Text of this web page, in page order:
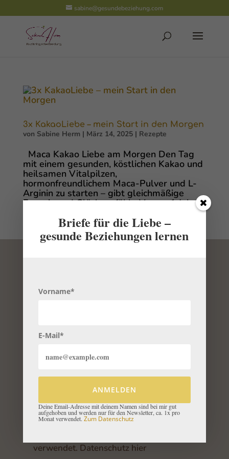
sabine@gesundebeziehung.com
3x KakaoLiebe – mein Start in den Morgen
von Sabine Herm | März 14, 2025| Rezepte
Maca Kakao Liebe am Morgen Den Tag
mit einem gesunden, köstlichen Kakao und
heilsamen Vitalpilzen,
hormonfreundlichem Maca-Pulver und L-
Arginin zu starten – gibt gleichmäßige
Energie und Glücksgefühle Vor ca. 1 Jahr
Anmelden
Deine Email-Adresse mit deinem Namen
sind bei mir gut aufgehoben und werden
verwendet. Datenschutz hier
Briefe für die Liebe –
gesunde Beziehungen lernen
Vorname*
E-Mail*
ANMELDEN
Deine Email-Adresse mit deinem Namen sind bei mir gut
aufgehoben und werden nur für den Newsletter, ca. 1x pro
Monat verwendet. Zum Datenschutz